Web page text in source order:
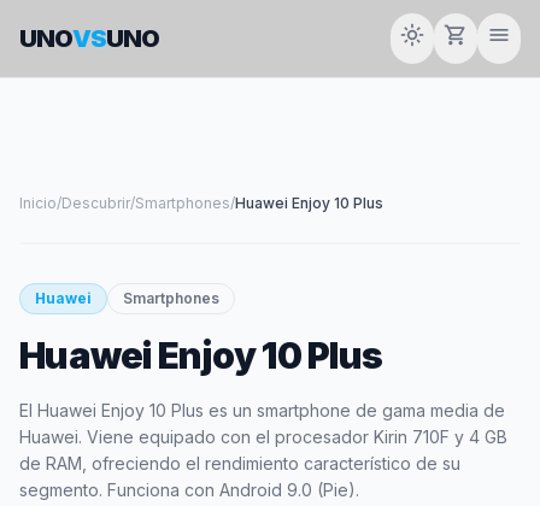
UNOVSUNO light_mode shopping_cart menu
Inicio/Descubrir/Smartphones/Huawei Enjoy 10 Plus
smartphone
HUAWEI
Huawei Smartphones
Huawei Enjoy 10 Plus
El Huawei Enjoy 10 Plus es un smartphone de gama media de
Huawei. Viene equipado con el procesador Kirin 710F y 4 GB
de RAM, ofreciendo el rendimiento característico de su
segmento. Funciona con Android 9.0 (Pie).